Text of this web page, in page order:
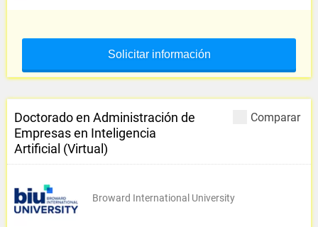
Solicitar información
Comparar
Doctorado en Administración de
Empresas en Inteligencia
Artificial (Virtual)
Broward International University